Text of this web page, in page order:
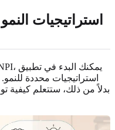
استراتيجيات
استراتيجيات محددة
بدلاً من ذلك، ستتعلم كيفية